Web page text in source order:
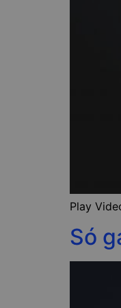
Play
Só